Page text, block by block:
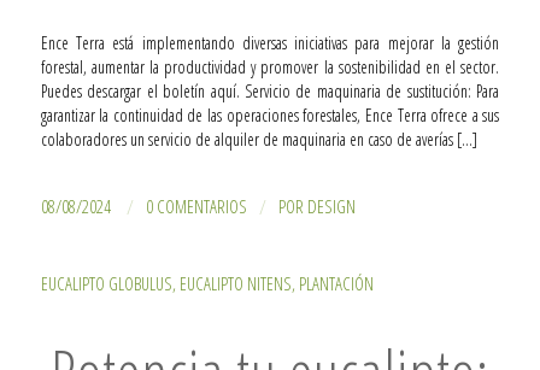
Ence Terra está implementando diversas iniciativas para mejorar la gestión
forestal, aumentar la productividad y promover la sostenibilidad en el sector.
Puedes descargar el boletín aquí. Servicio de maquinaria de sustitución: Para
garantizar la continuidad de las operaciones forestales, Ence Terra ofrece a sus
colaboradores un servicio de alquiler de maquinaria en caso de averías […]
08/08/2024 / 0 COMENTARIOS / POR DESIGN
EUCALIPTO GLOBULUS, EUCALIPTO NITENS, PLANTACIÓN